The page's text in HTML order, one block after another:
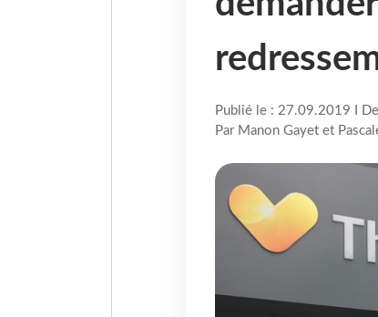
Publié le : 27.09.2019 I
Par Manon Gayet et